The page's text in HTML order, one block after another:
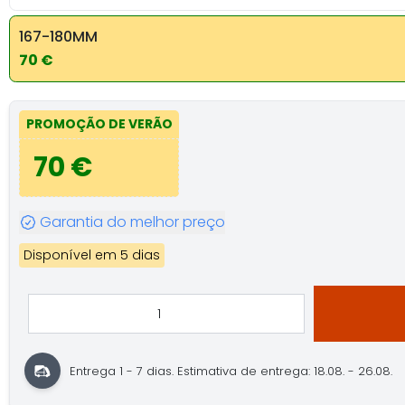
167-180MM
70 €
PROMOÇÃO DE VERÃO
70 €
Garantia do melhor preço
Disponível em 5 dias
Entrega 1 - 7 dias. Estimativa de entrega: 18.08. - 26.08.